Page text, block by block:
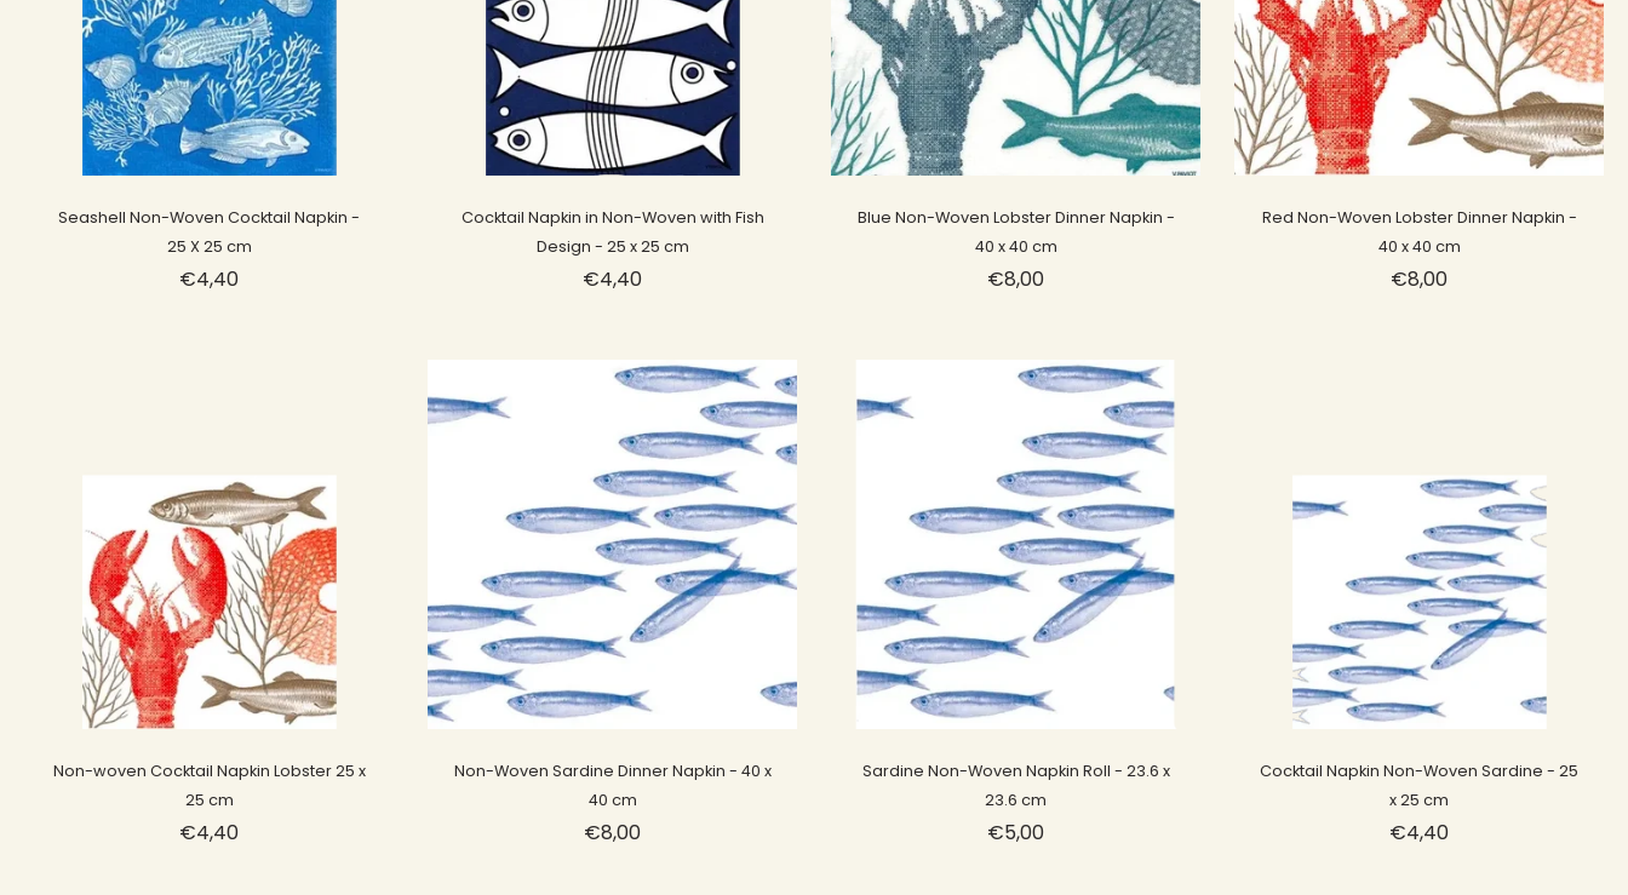
Sold out
Seashell Non-Woven Cocktail Napkin -
25 X 25 cm
€4,40
Sold out
Cocktail Napkin in Non-Woven with Fish
Design - 25 x 25 cm
€4,40
Blue Non-Woven Lobster Dinner Napkin -
40 x 40 cm
€8,00
Red Non-Woven Lobster Dinner Napkin -
40 x 40 cm
€8,00
Non-woven Cocktail Napkin Lobster 25 x
25 cm
€4,40
Non-Woven Sardine Dinner Napkin - 40 x
40 cm
€8,00
Sardine Non-Woven Napkin Roll - 23.6 x
23.6 cm
€5,00
Cocktail Napkin Non-Woven Sardine - 25
x 25 cm
€4,40